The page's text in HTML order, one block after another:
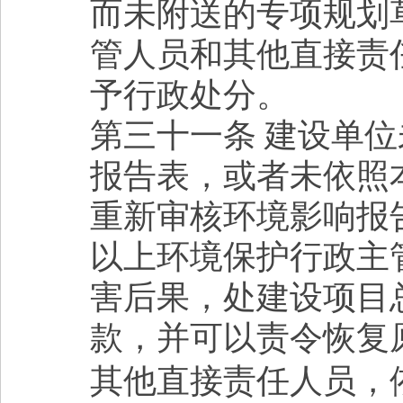
而未附送的专项规
管人员和其他直接
予行政处分。
第三十一条 建设单
报告表，或者未依
重新审核环境影响
以上环境保护行政
害后果，处建设项
款，并可以责令恢复
其他直接责任人员